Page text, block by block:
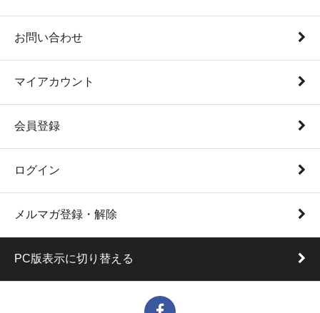
お問い合わせ
マイアカウント
会員登録
ログイン
メルマガ登録・解除
PC版表示に切り替える